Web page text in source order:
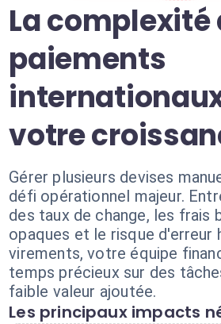
La complexité
paiements
votre
Gérer plusieurs devises
défi opérationnel majeur.
des taux de change, les frais
opaques et le risque d'erreur
virements, votre équipe
temps précieux sur des
faible valeur ajoutée.
Les principaux impacts